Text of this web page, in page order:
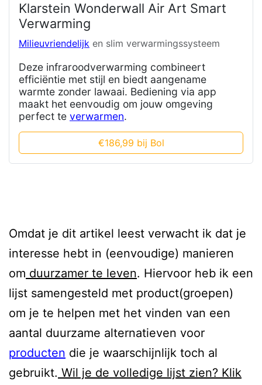
Klarstein Wonderwall Air Art Smart
Verwarming
Milieuvriendelijk en slim verwarmingssysteem
Deze infraroodverwarming combineert
efficiëntie met stijl en biedt aangename
warmte zonder lawaai. Bediening via app
maakt het eenvoudig om jouw omgeving
perfect te verwarmen.
€186,99 bij Bol
Omdat je dit artikel leest verwacht ik dat je
interesse hebt in (eenvoudige) manieren
om duurzamer te leven. Hiervoor heb ik een
lijst samengesteld met product(groepen)
om je te helpen met het vinden van een
aantal duurzame alternatieven voor
producten die je waarschijnlijk toch al
gebruikt. Wil je de volledige lijst zien? Klik